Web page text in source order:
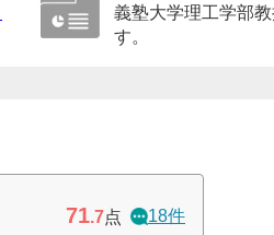
義塾大学理工学部
す。
71.7点 18件